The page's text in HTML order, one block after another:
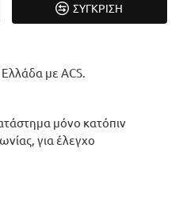
ΣΎΓΚΡΙΣΗ
με ACS.
μόνο κατόπιν
για έλεγχο